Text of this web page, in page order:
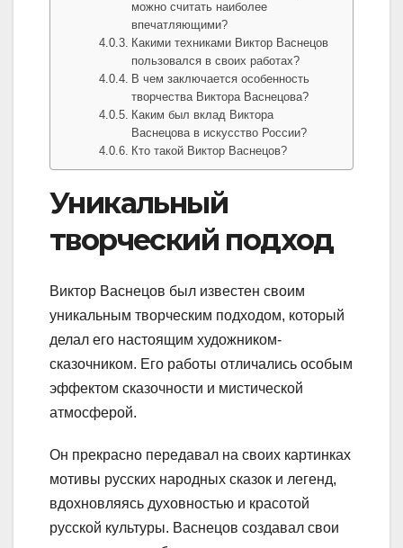
можно считать наиболее
впечатляющими?
Какими техниками Виктор Васнецов
пользовался в своих работах?
В чем заключается особенность
творчества Виктора Васнецова?
Каким был вклад Виктора
Васнецова в искусство России?
Кто такой Виктор Васнецов?
Уникальный
творческий подход
Виктор Васнецов был известен своим
уникальным творческим подходом, который
делал его настоящим художником-
сказочником. Его работы отличались особым
эффектом сказочности и мистической
атмосферой.
Он прекрасно передавал на своих картинках
мотивы русских народных сказок и легенд,
вдохновляясь духовностью и красотой
русской культуры. Васнецов создавал свои